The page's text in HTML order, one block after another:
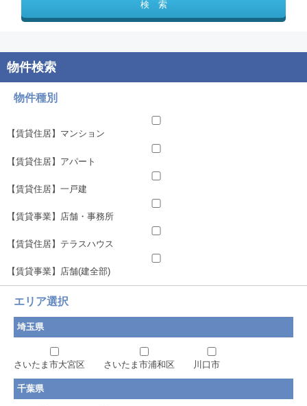
物件種別
【賃貸住居】マンション
【賃貸住居】アパート
【賃貸住居】一戸建
【賃貸事業】店舗・事務所
【賃貸住居】テラスハウス
【賃貸事業】店舗(建全部)
エリア選択
埼玉県
さいたま市大宮区 さいたま市浦和区 川口市
千葉県